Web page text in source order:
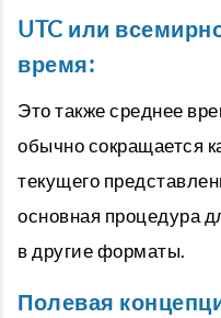
UTC или
время:
Это также среднее
обычно сокращается
текущего
основная процедура
в другие форматы.
Полевая